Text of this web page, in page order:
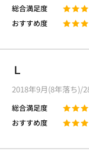
総合満足度
おすすめ度
Ｌ
2018年9月(8年落ち)/
総合満足度
おすすめ度